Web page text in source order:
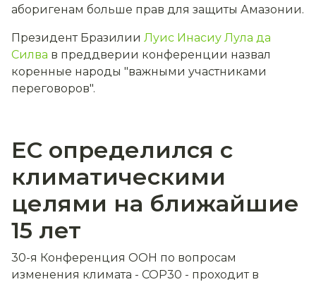
аборигенам больше прав для защиты Амазонии.
Президент Бразилии Луис Инасиу Лула да
Силва в преддверии конференции назвал
коренные народы "важными участниками
переговоров".
ЕС определился с
климатическими
целями на ближайшие
15 лет
30-я Конференция ООН по вопросам
изменения климата - COP30 - проходит в